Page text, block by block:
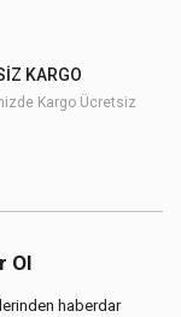
KARGO
Kargo Ücretsiz
Ol
haberdar